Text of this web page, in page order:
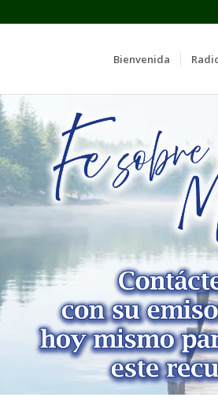
Bienvenida